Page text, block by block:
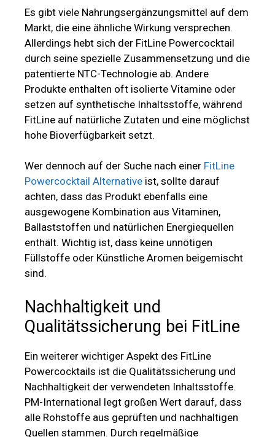
Es gibt viele Nahrungsergänzungsmittel auf dem
Markt, die eine ähnliche Wirkung versprechen.
Allerdings hebt sich der FitLine Powercocktail
durch seine spezielle Zusammensetzung und die
patentierte NTC-Technologie ab. Andere
Produkte enthalten oft isolierte Vitamine oder
setzen auf synthetische Inhaltsstoffe, während
FitLine auf natürliche Zutaten und eine möglichst
hohe Bioverfügbarkeit setzt.
Wer dennoch auf der Suche nach einer FitLine
Powercocktail Alternative ist, sollte darauf
achten, dass das Produkt ebenfalls eine
ausgewogene Kombination aus Vitaminen,
Ballaststoffen und natürlichen Energiequellen
enthält. Wichtig ist, dass keine unnötigen
Füllstoffe oder Künstliche Aromen beigemischt
sind.
Nachhaltigkeit und
Qualitätssicherung bei FitLine
Ein weiterer wichtiger Aspekt des FitLine
Powercocktails ist die Qualitätssicherung und
Nachhaltigkeit der verwendeten Inhaltsstoffe.
PM-International legt großen Wert darauf, dass
alle Rohstoffe aus geprüften und nachhaltigen
Quellen stammen. Durch regelmäßige